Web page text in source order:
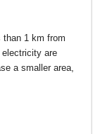
1 km from
electricity are
a smaller area,